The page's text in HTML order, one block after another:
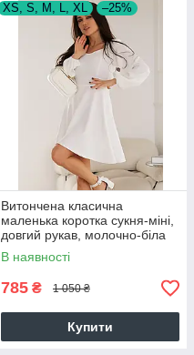
XS, S, M, L, XL –25%
Витончена класична
маленька коротка сукня-міні,
довгий рукав, молочно-біла
В наявності
785 ₴ 1 050 ₴
Купити